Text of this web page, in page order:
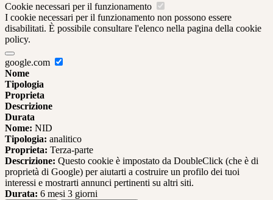
Cookie necessari per il funzionamento
I cookie necessari per il funzionamento non possono essere
disabilitati. È possibile consultare l'elenco nella pagina della cookie
policy.
google.com
Nome
Tipologia
Proprieta
Descrizione
Durata
Nome: NID
Tipologia: analitico
Proprieta: Terza-parte
Descrizione: Questo cookie è impostato da DoubleClick (che è di
proprietà di Google) per aiutarti a costruire un profilo dei tuoi
interessi e mostrarti annunci pertinenti su altri siti.
Durata: 6 mesi 3 giorni